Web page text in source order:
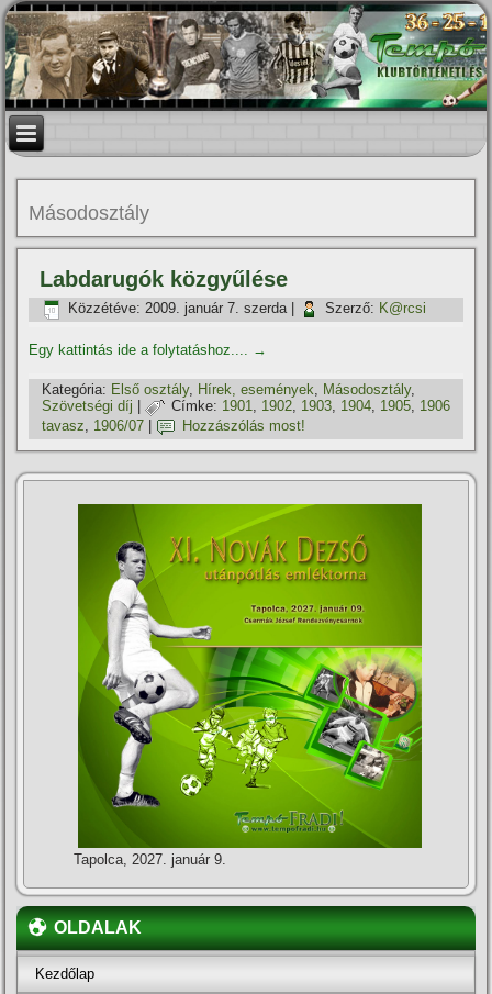
Másodosztály
Labdarugók közgyűlése
Közzétéve: 2009. január 7. szerda| Szerző: K@rcsi
Egy kattintás ide a folytatáshoz.... →
Kategória: Első osztály, Hí­rek, események, Másodosztály,
Szövetségi dí­j | Címke: 1901, 1902, 1903, 1904, 1905, 1906
tavasz, 1906/07 Hozzászólás most!
Tapolca, 2027. január 9.
OLDALAK
Kezdőlap